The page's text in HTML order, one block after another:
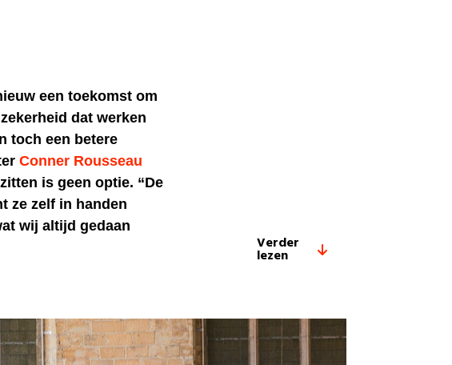
een toekomst om
dat werken
toch een betere
Conner Rousseau
is geen optie. “De
ze zelf in handen
wij altijd gedaan
Verder
lezen